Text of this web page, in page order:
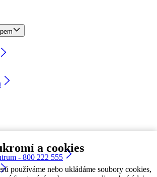
a cookies
používáme nebo ukládáme soubory cookies,
- 800 222 555